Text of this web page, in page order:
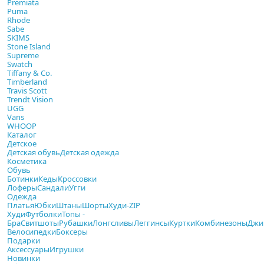
Puma
Rhode
Sabe
SKIMS
Stone Island
Supreme
Swatch
Tiffany & Co.
Timberland
Travis Scott
Trendt Vision
UGG
Vans
WHOOP
Каталог
Детское
Детская обувьДетская одежда
Косметика
Обувь
БотинкиКедыКроссовки
ЛоферыСандалиУгги
Одежда
ПлатьяЮбкиШтаныШортыХуди-ZIP
ХудиФутболкиТопы -
БраСвитшотыРубашкиЛонгсливыЛеггинсыКурткиКомбинезоны
ВелосипедкиБоксеры
Подарки
АксессуарыИгрушки
Новинки